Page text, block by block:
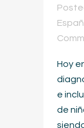
Hoy
e
de